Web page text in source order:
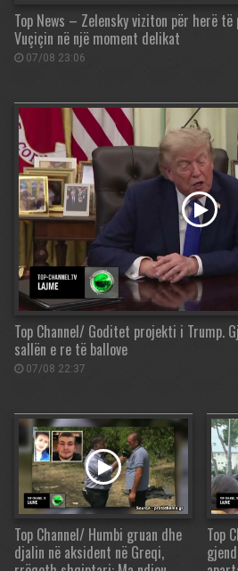
Top News – Zelensky viziton për herë
Vuçiçin në një moment delikat
07/08 23:06
Top Channel/ Goditet projekti i Trump.
sallën e re të ballove
07/08 22:37
Top Channel/ Humbi gruan dhe
djalin në aksident në Greqi,
Top